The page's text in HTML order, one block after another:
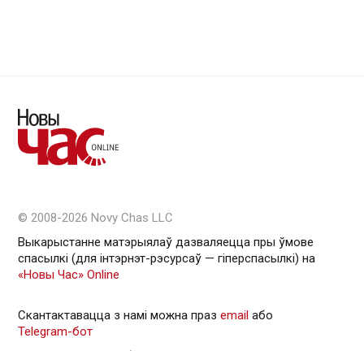
© 2008-2026 Novy Chas LLC
Выкарыстанне матэрыялаў дазваляецца пры ўмове
спасылкі (для інтэрнэт-рэсурсаў — гiперспасылкi) на
«Новы Час» Online
Скантактавацца з намі можна праз email або
Telegram-бот